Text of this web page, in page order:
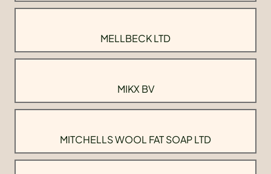
MELLBECK LTD
MIKX BV
MITCHELLS WOOL FAT SOAP LTD